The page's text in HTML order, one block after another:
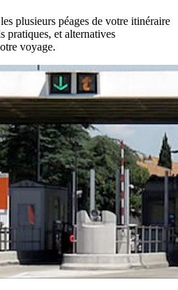
plusieurs péages de votre itinéraire
pratiques, et alternatives
voyage.